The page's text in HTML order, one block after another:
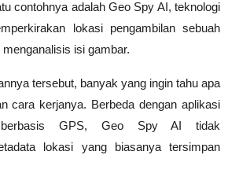
contohnya adalah Geo Spy AI, teknologi
lokasi pengambilan sebuah
isi gambar.
tersebut, banyak yang ingin tahu apa
cara kerjanya. Berbeda dengan aplikasi
GPS, Geo Spy AI tidak
lokasi yang biasanya tersimpan